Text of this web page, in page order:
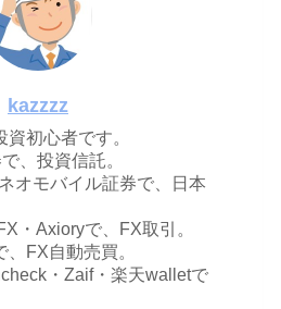
kazzzz
初心者です。
、投資信託。
オモバイル証券で、日本
・Axioryで、FX取引。
FX自動売買。
・Zaif・楽天walletで